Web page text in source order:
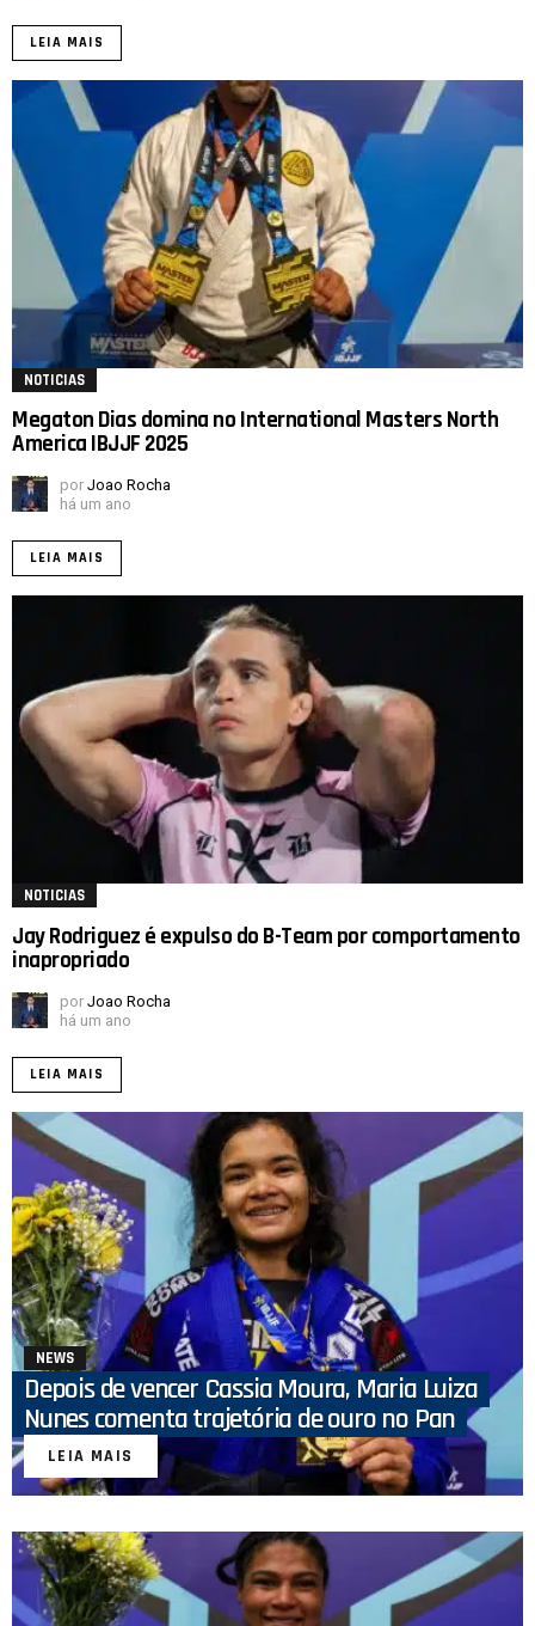
LEIA MAIS
NOTICIAS
Megaton Dias domina no International Masters North
America IBJJF 2025
por Joao Rocha
há um ano
LEIA MAIS
NOTICIAS
Jay Rodriguez é expulso do B-Team por comportamento
inapropriado
por Joao Rocha
há um ano
LEIA MAIS
NEWS
Depois de vencer Cassia Moura, Maria Luiza
Nunes comenta trajetória de ouro no Pan
LEIA MAIS